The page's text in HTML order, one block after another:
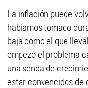
La inflación puede
habíamos tomado
baja como el que
empezó el problema
una senda de
estar convencidos de